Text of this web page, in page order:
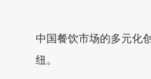
中国餐饮市场的多元化
纽。